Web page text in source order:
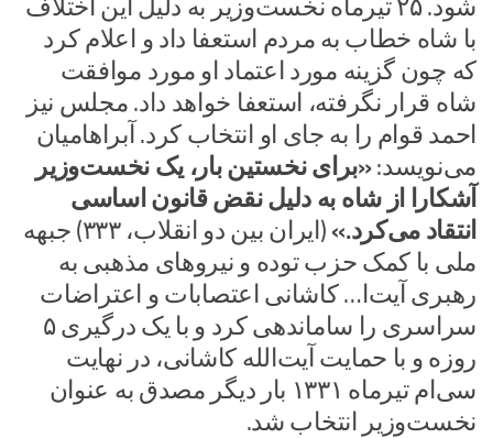
شود. ۲۵ تیرماه نخست‌وزیر به دلیل این اختلاف
با شاه خطاب به مردم استعفا داد و اعلام کرد
که چون گزینه مورد اعتماد او مورد موافقت
شاه قرار نگرفته، استعفا خواهد داد. مجلس نیز
احمد قوام را به جای او انتخاب کرد. آبراهامیان
می‌نویسد:«برای نخستین بار، یک نخست‌وزیر
آشکارا از شاه به دلیل نقض قانون اساسی
انتقاد می‌کرد.»
(ایران بین دو انقلاب، ۳۳۳) جبهه
ملی با کمک حزب توده و نیروهای مذهبی به
رهبری آیت‌ا… کاشانی اعتصابات و اعتراضات
سراسری را ساماندهی کرد و با یک درگیری ۵
روزه و با حمایت آیت‌الله کاشانی، در نهایت
سی‌ام تیرماه ۱۳۳۱ بار دیگر مصدق به عنوان
نخست‌وزیر انتخاب شد.